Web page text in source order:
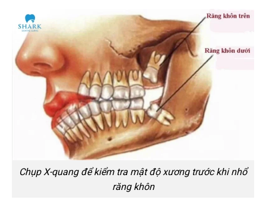
Chụp X-quang để kiểm tra mật độ xương trước khi nhổ
răng khôn